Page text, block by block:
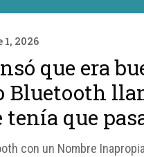
1, 2026
que era
tenía que
con un Nombre